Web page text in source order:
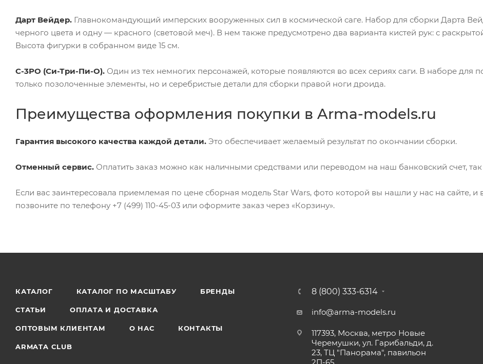
Дарт Вейдер. Главнокомандующий имперских вооруженных сил в космической саге. Набор для сборки Дарта
черного цвета и одну — красного (световой меч). В нем также предусмотрено два варианта кистей рук: с
Высота фигурки в собранном виде 15 см.
C-3PO (Си-Три-Пи-О). Один из тех немногих персонажей, которые появляются во всех сериях саги. В наборе для
только позолоченные элементы, но и серебристые детали для сборки правой ноги дроида.
Преимущества оформления покупки в Arma-models.ru
Гарантия высокого качества каждой детали. Это обеспечивает желаемый результат по окончании сборки.
Отменный сервис. Оплатить заказ можно как наличными средствами или переводом на наш банковский счет,
Если вас заинтересовала приемлемая по цене сборная модель Star Wars, фото которой вы нашли у нас на сайте,
позвоните по телефону +7 (499) 110-45-03 или оформите заказ через «Корзину».
КАТАЛОГ КАТАЛОГ ПО МАСШТАБУ БРЕНДЫ
СТАТЬИ ОПЛАТА И ДОСТАВКА
ОПТОВЫМ КЛИЕНТАМ О НАС КОНТАКТЫ
ARMATA CLUB
8 (800) 333-6314
info@arma-models.ru
117393, Москва, метро Новые
Черемушки, ул. Гарибальди, д.
23, ТЦ "Панорама", павильон